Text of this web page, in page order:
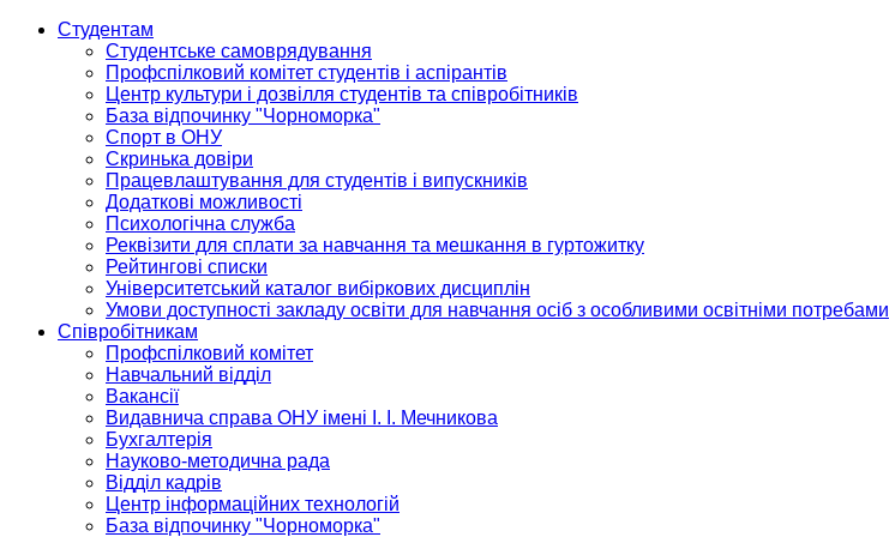
Студентам
Студентське самоврядування
Профспілковий комітет студентів і аспірантів
Центр культури і дозвілля студентів та співробітників
База відпочинку "Чорноморка"
Спорт в ОНУ
Скринька довіри
Працевлаштування для студентів і випускників
Додаткові можливості
Психологічна служба
Реквізити для сплати за навчання та мешкання в гуртожитку
Рейтингові списки
Університетський каталог вибіркових дисциплін
Умови доступності закладу освіти для навчання осіб з особливими освітніми потребами
Співробітникам
Профспілковий комітет
Навчальний відділ
Вакансії
Видавнича справа ОНУ імені І. І. Мечникова
Бухгалтерія
Науково-методична рада
Відділ кадрів
Центр інформаційних технологій
База відпочинку "Чорноморка"